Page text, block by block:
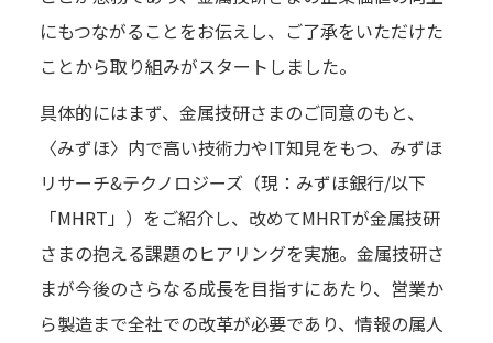
にもつながることをお伝えし、ご了承をいただけた
ことから取り組みがスタートしました。
具体的にはまず、金属技研さまのご同意のもと、
〈みずほ〉内で高い技術力やIT知見をもつ、みずほ
リサーチ&テクノロジーズ（現：みずほ銀行/以下
「MHRT」）をご紹介し、改めてMHRTが金属技研
さまの抱える課題のヒアリングを実施。金属技研さ
まが今後のさらなる成長を目指すにあたり、営業か
ら製造まで全社での改革が必要であり、情報の属人